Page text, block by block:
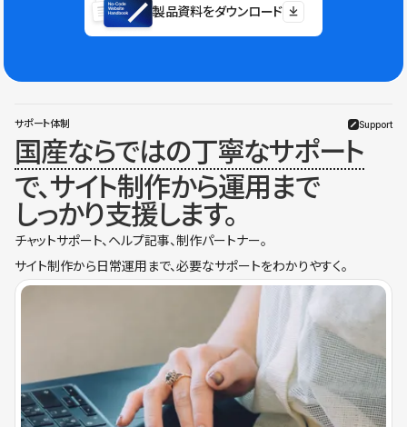
製品資料をダウンロード
サポート体制 Support
国産ならではの丁寧なサポート
で、サイト制作から運用まで
しっかり支援します。
チャットサポート、ヘルプ記事、制作パートナー。
サイト制作から日常運用まで、必要なサポートをわかりやすく。